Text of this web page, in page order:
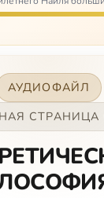
редкой
непростых
АУДИОФАЙЛ